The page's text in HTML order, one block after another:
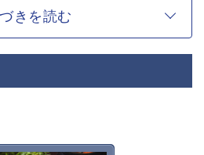
ールインクルーシブの特別プラ
。
にご宿泊料金に含まれておりま
レゼントとしてのご宿泊にもお
む特別な休日をお過ごし下さ
きを読む